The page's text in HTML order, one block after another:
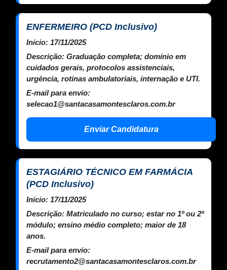
ENFERMEIRO (PCD Inclusivo)
Início: 17/11/2025
Descrição: Graduação completa; domínio em
cuidados gerais, protocolos assistenciais,
urgência, rotinas ambulatoriais, internação e UTI.
E-mail para envio:
selecao1@santacasamontesclaros.com.br
Enviar Candidatura
ESTAGIÁRIO TÉCNICO EM FARMÁCIA
(PCD Inclusivo)
Início: 17/11/2025
Descrição: Matriculado no curso; estar no 1º ou 2º
módulo; ensino médio completo; maior de 18
anos.
E-mail para envio:
recrutamento2@santacasamontesclaros.com.br